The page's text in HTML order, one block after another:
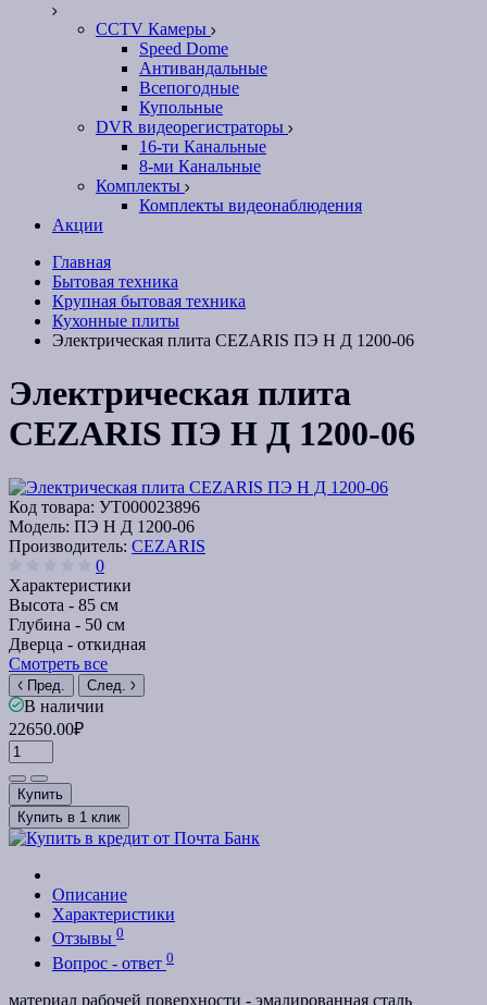
CCTV Камеры
Speed Dome
Антивандальные
Всепогодные
Купольные
DVR видеорегистраторы
16-ти Канальные
8-ми Канальные
Комплекты
Комплекты видеонаблюдения
Акции
Главная
Бытовая техника
Крупная бытовая техника
Кухонные плиты
Электрическая плита CEZARIS ПЭ Н Д 1200-06
Электрическая плита
CEZARIS ПЭ Н Д 1200-06
Код товара: УТ000023896
Модель: ПЭ Н Д 1200-06
Производитель: CEZARIS
0
Характеристики
Высота - 85 см
Глубина - 50 см
Дверца - откидная
Смотреть все
Пред. След.
В наличии
22650.00₽
Купить
Купить в 1 клик
Описание
Характеристики
Отзывы 0
Вопрос - ответ 0
материал рабочей поверхности - эмалированная сталь